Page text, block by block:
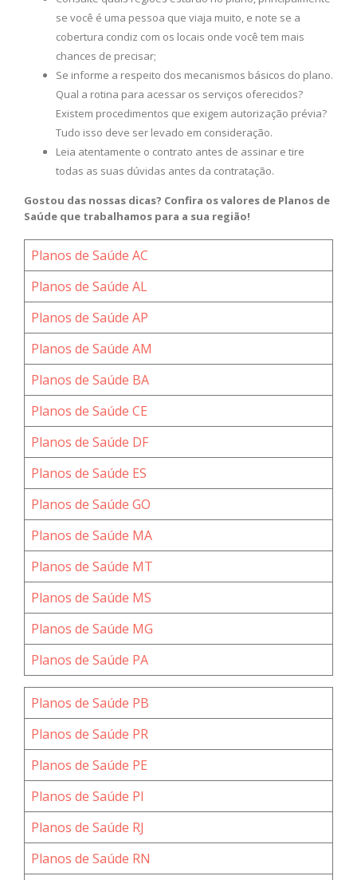
se você é uma pessoa que viaja muito, e note se a
cobertura condiz com os locais onde você tem mais
chances de precisar;
Se informe a respeito dos mecanismos básicos do plano.
Qual a rotina para acessar os serviços oferecidos?
Existem procedimentos que exigem autorização prévia?
Tudo isso deve ser levado em consideração.
Leia atentamente o contrato antes de assinar e tire
todas as suas dúvidas antes da contratação.
Gostou das nossas dicas? Confira os valores de Planos de
Saúde que trabalhamos para a sua região!
Planos de Saúde AC
Planos de Saúde AL
Planos de Saúde AP
Planos de Saúde AM
Planos de Saúde BA
Planos de Saúde CE
Planos de Saúde DF
Planos de Saúde ES
Planos de Saúde GO
Planos de Saúde MA
Planos de Saúde MT
Planos de Saúde MS
Planos de Saúde MG
Planos de Saúde PA
Planos de Saúde PB
Planos de Saúde PR
Planos de Saúde PE
Planos de Saúde PI
Planos de Saúde RJ
Planos de Saúde RN